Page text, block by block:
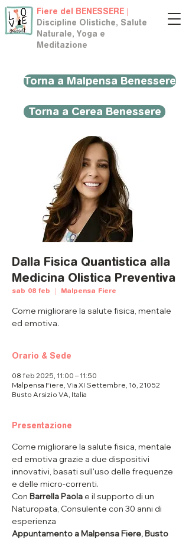
Fiere del BENESSERE |
Discipline Olistiche, Salute
Naturale, Yoga e
Meditazione
Torna a Malpensa Benessere
Torna a Cerea Benessere
Dalla Fisica Quantistica alla
Medicina Olistica Preventiva
sab 08 feb Malpensa Fiere
Come migliorare la salute fisica, mentale
ed emotiva.
Orario & Sede
08 feb 2025, 11:00 – 11:50
Malpensa Fiere, Via XI Settembre, 16, 21052
Busto Arsizio VA, Italia
Presentazione
Come migliorare la salute fisica, mentale
ed emotiva grazie a due dispositivi
innovativi, basati sull'uso delle frequenze
e delle micro-correnti.
Con Barrella Paola e il supporto di un
Naturopata, Consulente con 30 anni di
esperienza
Appuntamento a Malpensa Fiere, Busto